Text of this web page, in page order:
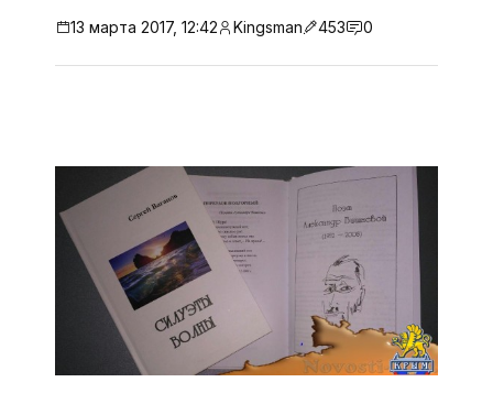
13 марта 2017, 12:42 Kingsman 453 0